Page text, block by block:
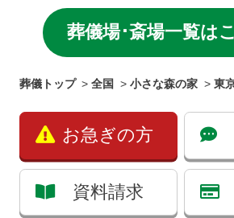
葬儀場･斎場一覧は
葬儀トップ >全国 >小さな森の家 > 東
お急ぎの方
資料請求